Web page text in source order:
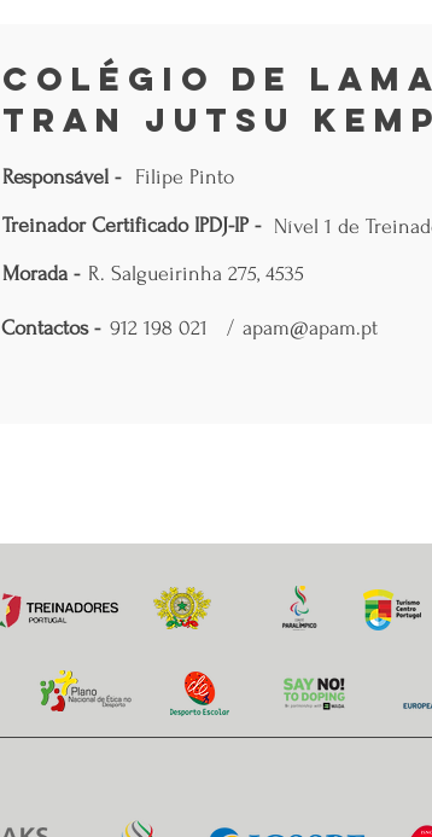
Colégio de
Tran Jutsu
Responsável -
Treinador Certificado IPDJ-IP -
Morada - R. Salgueirinha 275, 4535
Nível 1 de
Filipe Pinto
Contactos - 912 198 021 / apam@apam.pt